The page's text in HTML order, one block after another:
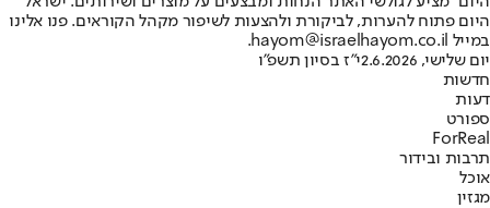
היום פתוח להערות, לביקורת ולהצעות לשיפור מקהל הקוראים. פנו אלינו
במייל hayom@israelhayom.co.il.
יום שלישי, 2.6.2026
י"ז בסיון תשפ"ו
חדשות
דעות
ספורט
ForReal
תרבות ובידור
אוכל
מגזין